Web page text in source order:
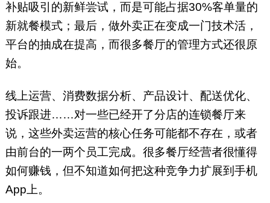
补贴吸引的新鲜尝试，而是可能占据30%客单量的
新就餐模式；最后，做外卖正在变成一门技术活，
平台的抽成在提高，而很多餐厅的管理方式还很原
始。
线上运营、消费数据分析、产品设计、配送优化、
投诉跟进……对一些已经开了分店的连锁餐厅来
说，这些外卖运营的核心任务可能都不存在，或者
由前台的一两个员工完成。很多餐厅经营者很懂得
如何赚钱，但不知道如何把这种竞争力扩展到手机
App上。